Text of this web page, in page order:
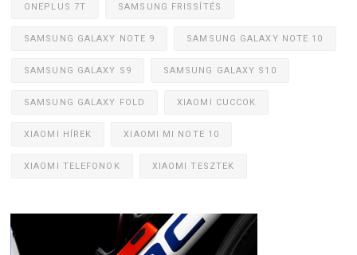
ONEPLUS 7T SAMSUNG FRISSÍTÉS
SAMSUNG GALAXY NOTE 9 SAMSUNG GALAXY NOTE 10
SAMSUNG GALAXY S9 SAMSUNG GALAXY S10
SAMSUNG GALAXY FOLD XIAOMI CUCCOK
XIAOMI HÍREK XIAOMI MI NOTE 10
XIAOMI TELEFONOK XIAOMI TESZTEK